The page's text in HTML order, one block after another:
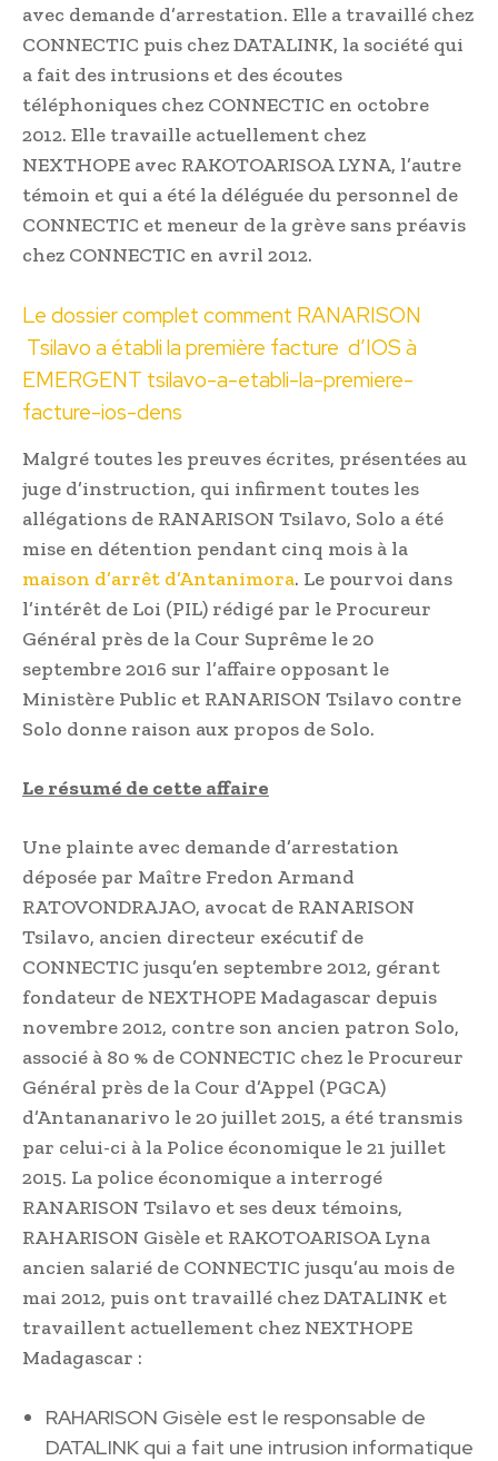
avec demande d’arrestation. Elle a travaillé chez
CONNECTIC puis chez DATALINK, la société qui
a fait des intrusions et des écoutes
téléphoniques chez CONNECTIC en octobre
2012. Elle travaille actuellement chez
NEXTHOPE avec RAKOTOARISOA LYNA, l’autre
témoin et qui a été la déléguée du personnel de
CONNECTIC et meneur de la grève sans préavis
chez CONNECTIC en avril 2012.
Le dossier complet comment RANARISON
Tsilavo a établi la première facture d’IOS à
EMERGENT tsilavo-a-etabli-la-premiere-
facture-ios-dens
Malgré toutes les preuves écrites, présentées au
juge d’instruction, qui infirment toutes les
allégations de RANARISON Tsilavo, Solo a été
mise en détention pendant cinq mois à la
maison d’arrêt d’Antanimora. Le pourvoi dans
l’intérêt de Loi (PIL) rédigé par le Procureur
Général près de la Cour Suprême le 20
septembre 2016 sur l’affaire opposant le
Ministère Public et RANARISON Tsilavo contre
Solo donne raison aux propos de Solo.
Le résumé de cette affaire
Une plainte avec demande d’arrestation
déposée par Maître Fredon Armand
RATOVONDRAJAO, avocat de RANARISON
Tsilavo, ancien directeur exécutif de
CONNECTIC jusqu’en septembre 2012, gérant
fondateur de NEXTHOPE Madagascar depuis
novembre 2012, contre son ancien patron Solo,
associé à 80 % de CONNECTIC chez le Procureur
Général près de la Cour d’Appel (PGCA)
d’Antananarivo le 20 juillet 2015, a été transmis
par celui-ci à la Police économique le 21 juillet
2015. La police économique a interrogé
RANARISON Tsilavo et ses deux témoins,
RAHARISON Gisèle et RAKOTOARISOA Lyna
ancien salarié de CONNECTIC jusqu’au mois de
mai 2012, puis ont travaillé chez DATALINK et
travaillent actuellement chez NEXTHOPE
Madagascar :
RAHARISON Gisèle est le responsable de
DATALINK qui a fait une intrusion informatique